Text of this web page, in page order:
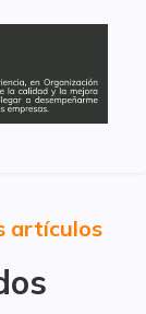
artículos